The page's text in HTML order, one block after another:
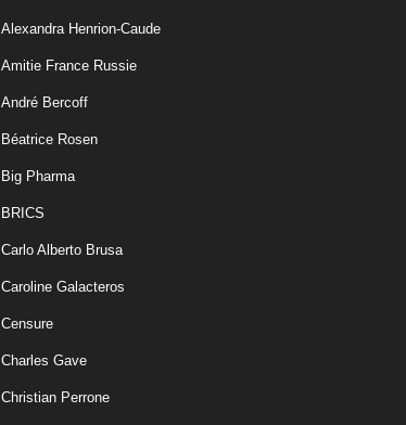
Alexandra Henrion-Caude
Amitie France Russie
André Bercoff
Béatrice Rosen
Big Pharma
BRICS
Carlo Alberto Brusa
Caroline Galacteros
Censure
Charles Gave
Christian Perrone